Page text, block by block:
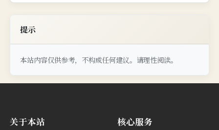
提示
本站内容仅供参考，不构成任何建议。请理性阅读。
关于本站 核心服务